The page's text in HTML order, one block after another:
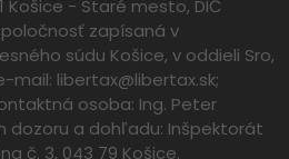
Košice - Staré mesto, DIČ
zapísaná v
súdu Košice, v oddieli Sro,
mail: libertax@libertax.sk;
osoba: Ing. Peter
dozoru a dohľadu: Inšpektorát
č. 3, 043 79 Košice.